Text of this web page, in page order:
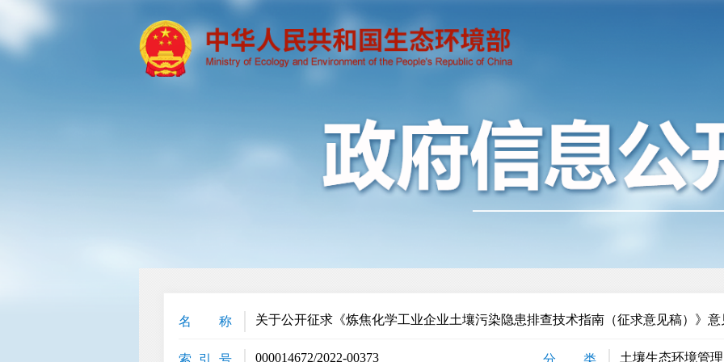
名 称 关于公开征求《炼焦化学工业企业土壤污染隐患排查技术指南（征求意见稿）》
索 引 号 000014672/2022-00373 分 类 土壤生态环境管理